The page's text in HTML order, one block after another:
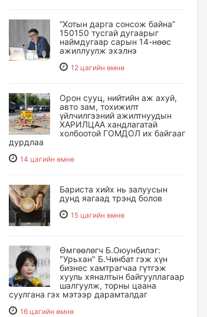
“Хотын дарга сонсож байна”
150150 тусгай дугаарыг
наймдугаар сарын 14-нөөс
ажиллуулж эхэлнэ
12 цагийн өмнө
Орон сууц, нийтийн аж ахуй,
авто зам, тохижилт
үйлчилгээний ажилтнуудын
ХАРИЛЦАА хандлагатай
холбоотой ГОМДОЛ их байгааг
дурдлаа
14 цагийн өмнө
Бариста хийх нь залуусын
дунд яагаад трэнд болов
15 цагийн өмнө
Өмгөөлөгч Б.Оюунбилэг:
"Урьхан" Б.Чинбат гэж хүн
бизнес хамтрагчаа гүтгэж
хууль хяналтын байгууллагаар
шалгуулж, торны цаана
суулгана гэх мэтээр дарамталдаг
16 цагийн өмнө